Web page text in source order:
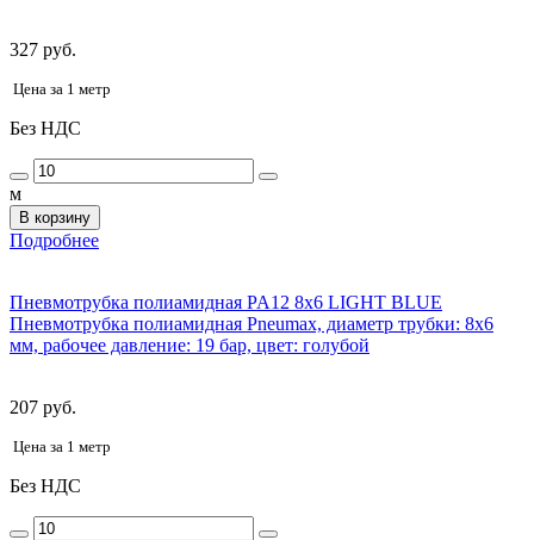
327 руб.
Цена за 1 метр
Без НДС
м
В корзину
Подробнее
Пневмотрубка полиамидная PA12 8x6 LIGHT BLUE
Пневмотрубка полиамидная Pneumax, диаметр трубки: 8х6
мм, рабочее давление: 19 бар, цвет: голубой
207 руб.
Цена за 1 метр
Без НДС